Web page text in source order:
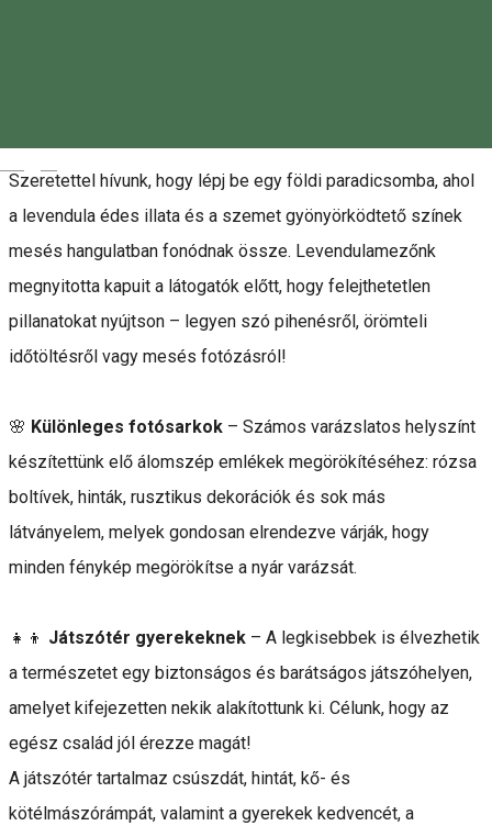
Szeretettel hívunk, hogy lépj be egy földi paradicsomba, ahol
a levendula édes illata és a szemet gyönyörködtető színek
mesés hangulatban fonódnak össze. Levendulamezőnk
megnyitotta kapuit a látogatók előtt, hogy felejthetetlen
pillanatokat nyújtson – legyen szó pihenésről, örömteli
időtöltésről vagy mesés fotózásról!
🌸 Különleges fotósarkok – Számos varázslatos helyszínt
készítettünk elő álomszép emlékek megörökítéséhez: rózsa
boltívek, hinták, rusztikus dekorációk és sok más
látványelem, melyek gondosan elrendezve várják, hogy
minden fénykép megörökítse a nyár varázsát.
👧👦 Játszótér gyerekeknek – A legkisebbek is élvezhetik
a természetet egy biztonságos és barátságos játszóhelyen,
amelyet kifejezetten nekik alakítottunk ki. Célunk, hogy az
egész család jól érezze magát!
A játszótér tartalmaz csúszdát, hintát, kő- és
kötélmászórámpát, valamint a gyerekek kedvencét, a